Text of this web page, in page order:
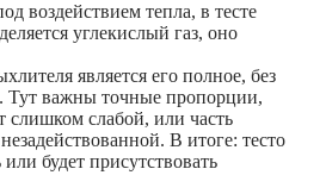
воздействием тепла, в тесте
углекислый газ, оно
является его полное, без
Тут важны точные пропорции,
слишком слабой, или часть
В итоге: тесто
будет присутствовать